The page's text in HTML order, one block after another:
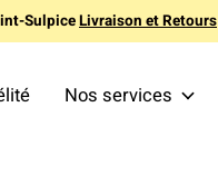
SulpiceLivraison et Retours
Nos services